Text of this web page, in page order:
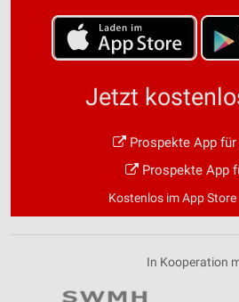
Jetzt
Prospekte App für
Prospekte App
Kostenlos im App
In Kooperation